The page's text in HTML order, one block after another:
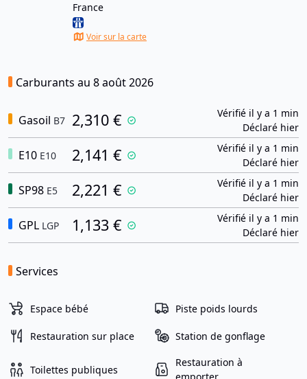
France
Voir sur la carte
Carburants au 8 août 2026
Gasoil B7 2,310 €
Vérifié il y a 1 min
Déclaré hier
E10 E10 2,141 €
Vérifié il y a 1 min
Déclaré hier
SP98 E5 2,221 €
Vérifié il y a 1 min
Déclaré hier
GPL LGP 1,133 €
Vérifié il y a 1 min
Déclaré hier
Services
Espace bébé Piste poids lourds
Restauration sur place Station de gonflage
Toilettes publiques
Restauration à